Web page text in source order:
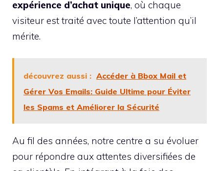
expérience d’achat unique, où chaque
visiteur est traité avec toute l’attention qu’il
mérite.
découvrez aussi : Accéder à Bbox Mail et
Gérer Vos Emails: Guide Ultime pour Éviter
les Spams et Améliorer la Sécurité
Au fil des années, notre centre a su évoluer
pour répondre aux attentes diversifiées de